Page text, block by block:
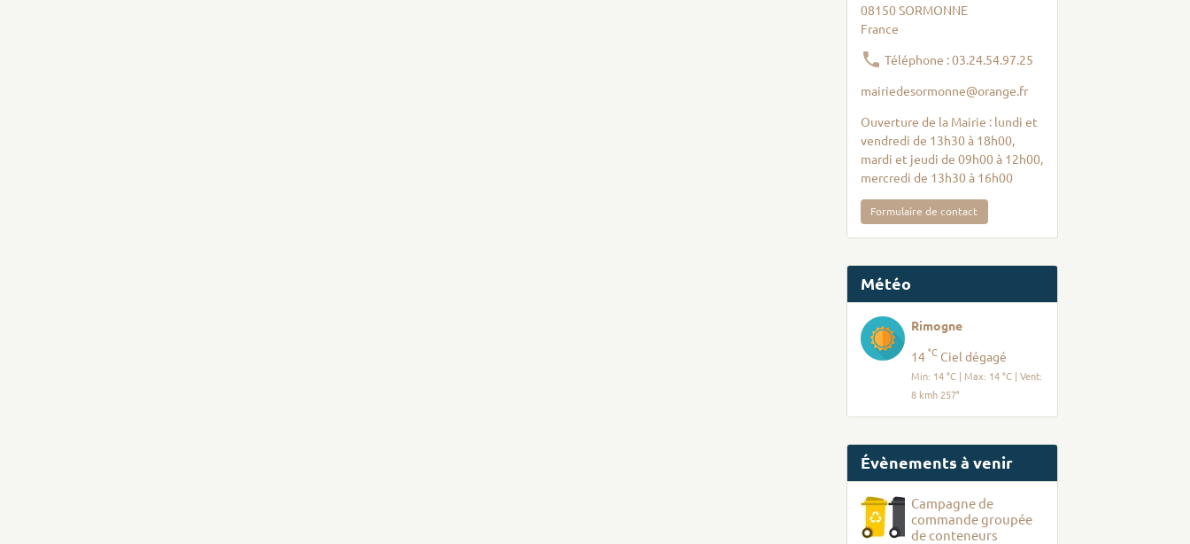
08150 SORMONNE
France
Téléphone : 03.24.54.97.25
mairiedesormonne@orange.fr
Ouverture de la Mairie : lundi et
vendredi de 13h30 à 18h00,
mardi et jeudi de 09h00 à 12h00,
mercredi de 13h30 à 16h00
Formulaire de contact
Météo
Rimogne
14 °CCiel dégagé
Min: 14 °C | Max: 14 °C | Vent:
8 kmh 257°
Évènements à venir
Campagne de
commande groupée
de conteneurs